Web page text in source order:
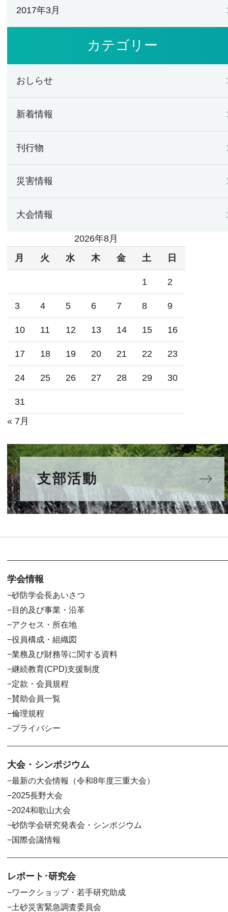
2017年3月
カテゴリー
おしらせ
新着情報
刊行物
災害情報
大会情報
2026年8月
月
火 水 木 金 土 日
1 2
3 4 5 6 7 8 9
10 11 12 13 14 15 16
17 18 19 20 21 22 23
24 25 26 27 28 29 30
31
« 7月
支部活動
学会情報
砂防学会長あいさつ
目的及び事業・沿革
アクセス・所在地
役員構成・組織図
業務及び財務等に関する資料
継続教育(CPD)支援制度
定款・会員規程
賛助会員一覧
倫理規程
プライバシー
大会・シンポジウム
最新の大会情報（令和8年度三重大会）
2025長野大会
2024和歌山大会
砂防学会研究発表会・シンポジウム
国際会議情報
レポート･研究会
ワークショップ・若手研究助成
土砂災害緊急調査委員会